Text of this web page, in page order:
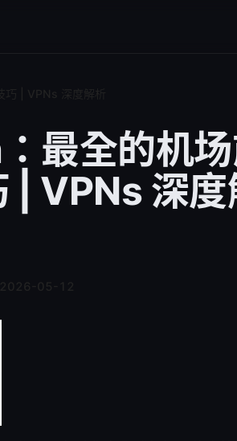
最全的机
| VPNs 深度